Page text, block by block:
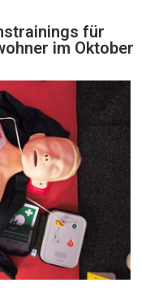
für
im Oktober